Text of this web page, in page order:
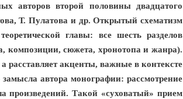
авторов второй половины двадцатого
Т. Пулатова и др. Открытый схематизм
главы: все шесть разделов
композиции, сюжета, хронотопа и жанра).
расставляет акценты, важные в контексте
автора монографии: рассмотрение
произведений. Такой «суховатый» прием